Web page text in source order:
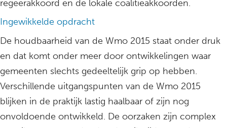
regeerakkoord en de lokale coalitieakkoorden.
Ingewikkelde opdracht
De houdbaarheid van de Wmo 2015 staat onder druk
en dat komt onder meer door ontwikkelingen waar
gemeenten slechts gedeeltelijk grip op hebben.
Verschillende uitgangspunten van de Wmo 2015
blijken in de praktijk lastig haalbaar of zijn nog
onvoldoende ontwikkeld. De oorzaken zijn complex